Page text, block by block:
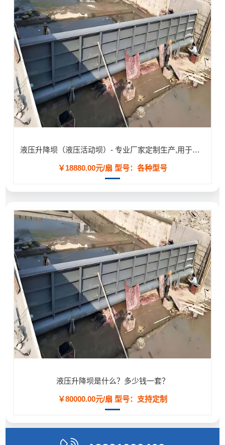
液压升降坝（液压活动坝）- 专业厂家定制生产,用于河道/防汛工程
￥18880.00元/扇 型号：各种型号
液压升降坝是什么？多少钱一套？
￥80000.00元/扇 型号：支持定制